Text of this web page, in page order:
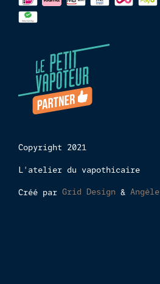
paiements
Copyright 2021
L'atelier du vapothicaire
Créé par Grid Design & Angèle